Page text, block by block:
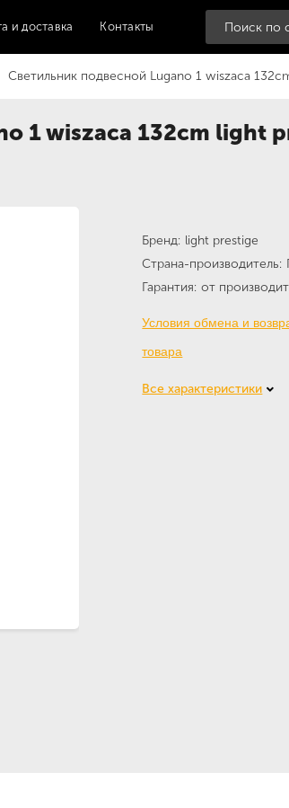
и доставка Контакты
Светильник подвесной Lugano 1 wiszaca
1 wiszaca 132cm light
Бренд light prestige
Страна-производитель
Гарантия от
Условия обмена и
товара
Все характеристики